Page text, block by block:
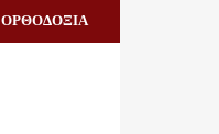
ΟΡΘΟΔΟΞΙΑ